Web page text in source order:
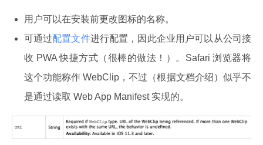
用户可以在安装前更改图标的名称。
可通过配置文件进行配置，因此企业用户可以从公司接
收 PWA 快捷方式（很棒的做法！）。Safari 浏览器将
这个功能称作 WebClip，不过（根据文档介绍）似乎不
是通过读取 Web App Manifest 实现的。